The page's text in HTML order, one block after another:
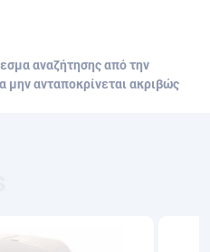
αναζήτησης από την
μην ανταποκρίνεται ακριβώς